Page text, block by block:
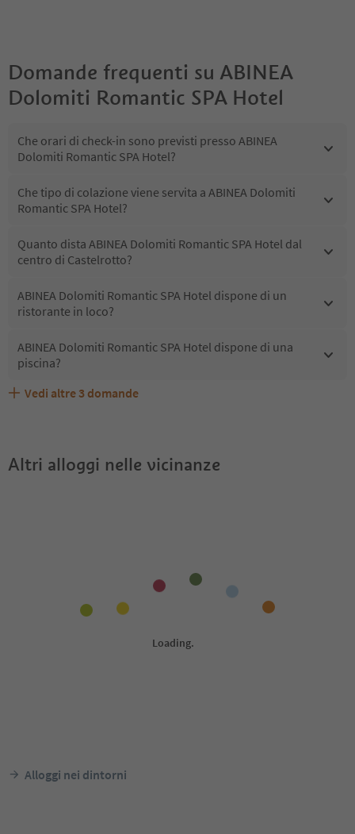
Domande frequenti su ABINEA
Dolomiti Romantic SPA Hotel
Che orari di check-in sono previsti presso ABINEA
Dolomiti Romantic SPA Hotel?
Che tipo di colazione viene servita a ABINEA Dolomiti
Romantic SPA Hotel?
Quanto dista ABINEA Dolomiti Romantic SPA Hotel dal
centro di Castelrotto?
ABINEA Dolomiti Romantic SPA Hotel dispone di un
ristorante in loco?
ABINEA Dolomiti Romantic SPA Hotel dispone di una
piscina?
ABINEA Dolomiti Romantic SPA Hotel accetta animali
Quali servizi/attività sono disponibili presso ABINEA
Gli ospiti di ABINEA Dolomiti Romantic SPA Hotel
Vedi altre 3 domande
Altri alloggi nelle vicinanze
Alloggi nei dintorni